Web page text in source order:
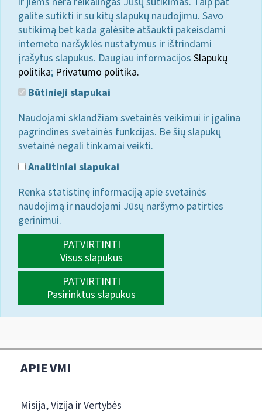
galite sutikti ir su kitų slapukų naudojimu. Savo
sutikimą bet kada galėsite atšaukti pakeisdami
interneto naršyklės nustatymus ir ištrindami
įrašytus slapukus. Daugiau informacijos Slapukų
politika; Privatumo politika.
Būtinieji slapukai
Naudojami sklandžiam svetainės veikimui ir įgalina
pagrindines svetainės funkcijas. Be šių slapukų
svetainė negali tinkamai veikti.
Analitiniai slapukai
Renka statistinę informaciją apie svetainės
naudojimą ir naudojami Jūsų naršymo patirties
gerinimui.
PATVIRTINTI
Visus slapukus
PATVIRTINTI
Pasirinktus slapukus
APIE VMI
Misija, Vizija ir Vertybės